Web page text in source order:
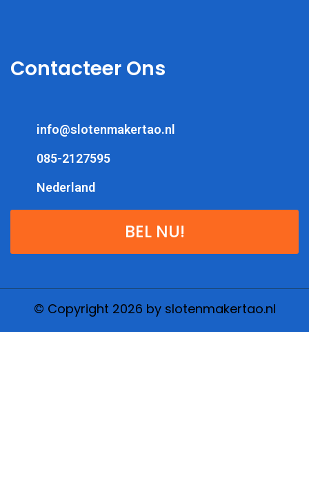
Contacteer Ons
info@slotenmakertao.nl
085-2127595
Nederland
BEL NU!
© Copyright 2026 by slotenmakertao.nl